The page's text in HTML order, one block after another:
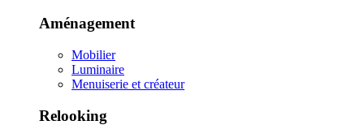
Aménagement
Mobilier
Luminaire
Menuiserie et créateur
Relooking